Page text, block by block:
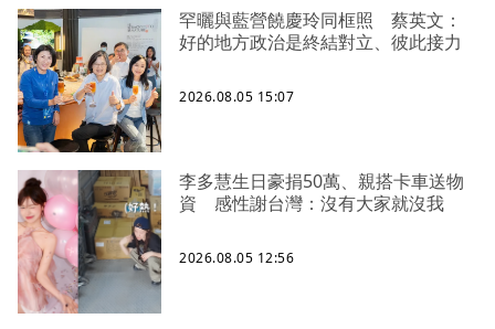
罕曬與藍營饒慶玲同框照 蔡英文：
好的地方政治是終結對立、彼此接力
2026.08.05 15:07
李多慧生日豪捐50萬、親搭卡車送物
資 感性謝台灣：沒有大家就沒我
2026.08.05 12:56